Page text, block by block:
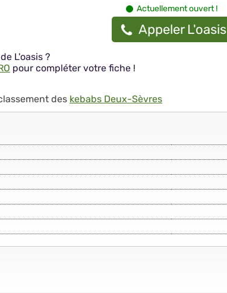
Actuellement ouvert !
Appeler L'oasis
L'oasis ?
pour compléter votre fiche !
des kebabs Deux-Sèvres